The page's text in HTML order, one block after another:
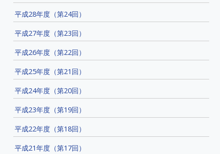
平成28年度（第24回）
平成27年度（第23回）
平成26年度（第22回）
平成25年度（第21回）
平成24年度（第20回）
平成23年度（第19回）
平成22年度（第18回）
平成21年度（第17回）